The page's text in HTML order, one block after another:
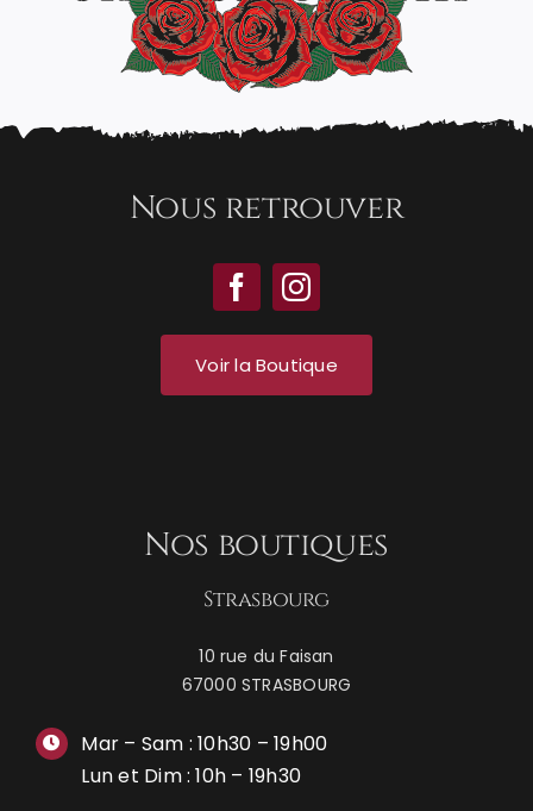
Nos boutiques
Strasbourg
10 rue du Faisan
67000 STRASBOURG
Mar – Sam : 10h30 – 19h00
Lun et Dim : 10h – 19h30
Nous retrouver
Voir la Boutique